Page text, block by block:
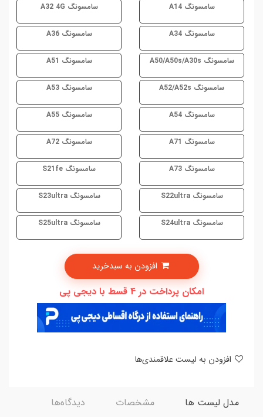
سامسونگ A14 سامسونگ A32 4G
سامسونگ A34 سامسونگ A36
سامسونگ A50/A50s/A30s سامسونگ A51
سامسونگ A52/A52s سامسونگ A53
سامسونگ A54 سامسونگ A55
سامسونگ A71 سامسونگ A72
سامسونگ A73 سامسونگ S21fe
سامسونگ S22ultra سامسونگ S23ultra
سامسونگ S24ultra سامسونگ S25ultra
امکان پرداخت در 4 قسط با دیجی پی
مدل لیست ها مشخصات دیدگاه‌ها